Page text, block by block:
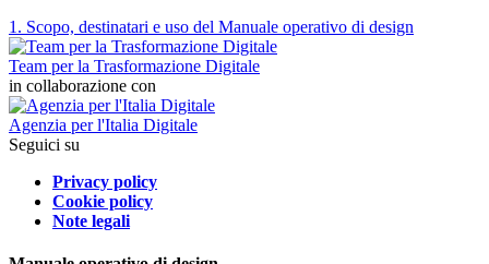
1. Scopo, destinatari e uso del Manuale operativo di design
Team per la Trasformazione Digitale
in collaborazione con
Agenzia per l'Italia Digitale
Seguici su
Privacy policy
Cookie policy
Note legali